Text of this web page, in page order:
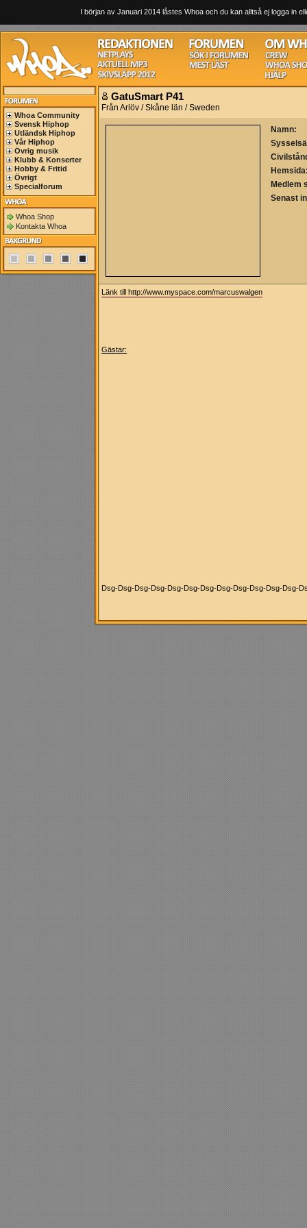
I början av Januari 2014 låstes Whoa och du kan alltså ej logga in
Whoa Community
Svensk Hiphop
Utländsk Hiphop
Vår Hiphop
Övrig musik
Klubb & Konserter
Hobby & Fritid
Övrigt
Specialforum
Whoa Shop
Kontakta Whoa
GatuSmart P41
Från Arlöv / Skåne län / Sweden
Namn:
Medlem
Senast
Länk till http://www.myspace.com/marcuswalgen
Gästar:
Dsg-Dsg-Dsg-Dsg-Dsg-Dsg-Dsg-Dsg-Dsg-Dsg-Dsg-Dsg-